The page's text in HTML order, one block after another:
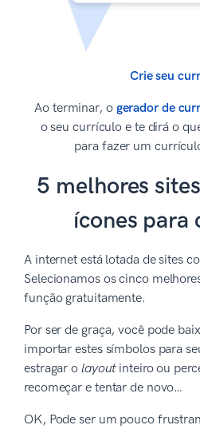
Crie seu
Ao terminar, o gerador de
o seu currículo e te dirá o
para fazer um
5 melhores
ícones para
A internet está lotada de sites
Selecionamos os cinco
função gratuitamente.
Por ser de graça, você pode
importar estes símbolos para
estragar o layoutinteiro ou
recomeçar e tentar de novo…
OK, Pode ser um pouco